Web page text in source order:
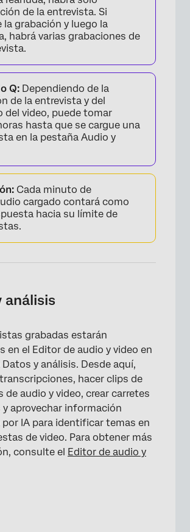
de la entrevista. Si
la grabación y luego la
habrá varias grabaciones de
Q: Dependiendo de la
de la entrevista y del
del video, puede tomar
hasta que se cargue una
en la pestaña Audio y
Cada minuto de
cargado contará como
hacia su límite de
análisis
grabadas estarán
en el Editor de audio y video en
Datos y análisis. Desde aquí,
hacer clips de
de audio y video, crear carretes
y aprovechar información
IA para identificar temas en
de video. Para obtener más
consulte el Editor de audio y